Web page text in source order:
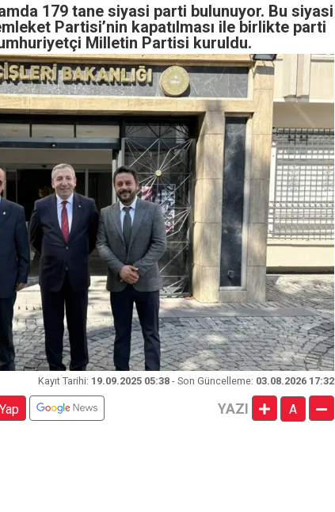
179 tane siyasi parti bulunuyor. Bu siyasi
Partisi’nin kapatılması ile birlikte parti
Milletin Partisi kuruldu.
Kayıt Tarihi: 19.09.2025 05:38 - Son Güncelleme: 03.08.2026 17:32
YAZI A